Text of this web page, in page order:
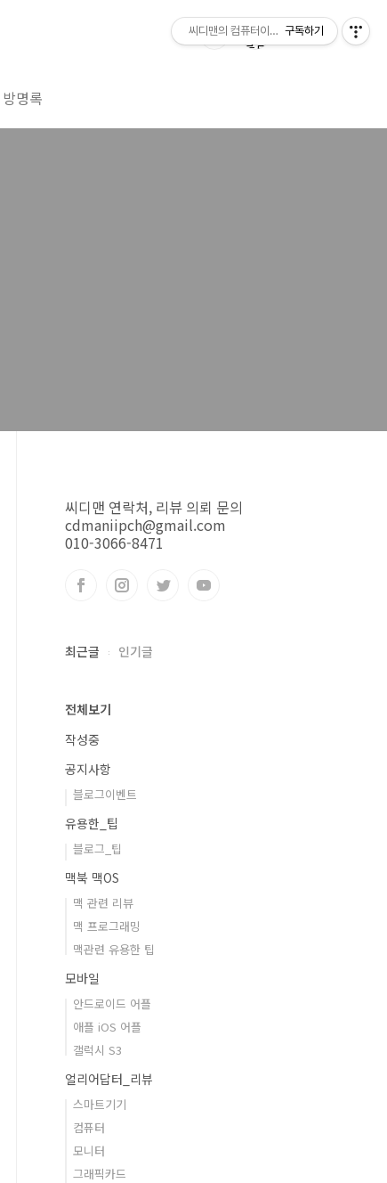
방명록
씨디맨 연락처, 리뷰 의뢰 문의
cdmaniipch@gmail.com
010-3066-8471
최근글 인기글
전체보기
작성중
공지사항
블로그이벤트
유용한_팁
블로그_팁
맥북 맥OS
맥 관련 리뷰
맥 프로그래밍
맥관련 유용한 팁
모바일
안드로이드 어플
애플 iOS 어플
갤럭시 S3
얼리어답터_리뷰
스마트기기
컴퓨터
모니터
그래픽카드
씨디맨의 컴퓨터이야기구독하기